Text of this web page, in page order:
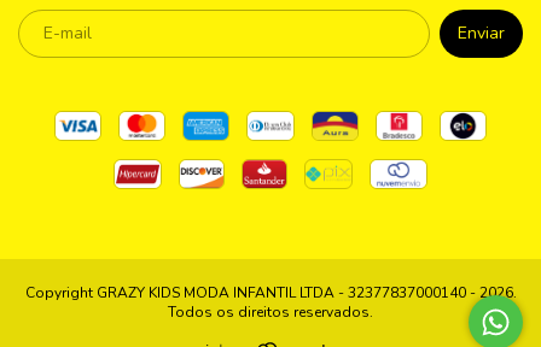
Copyright GRAZY KIDS MODA INFANTIL LTDA - 32377837000140 - 2026.
Todos os direitos reservados.